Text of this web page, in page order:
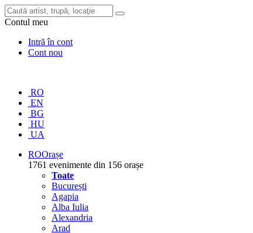
Contul meu
Intră în cont
Cont nou
RO
EN
BG
HU
UA
ROOrașe
1761 evenimente din 156 orașe
Toate
București
Agapia
Alba Iulia
Alexandria
Arad